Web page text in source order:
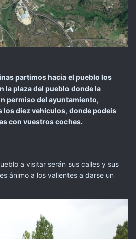
partimos hacia el pueblo los
la plaza del pueblo donde la
permiso del ayuntamiento,
los diez vehículos, donde podeis
con vuestros coches.
a visitar serán sus calles y sus
ánimo a los valientes a darse un